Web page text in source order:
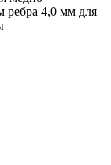
4,0 мм для